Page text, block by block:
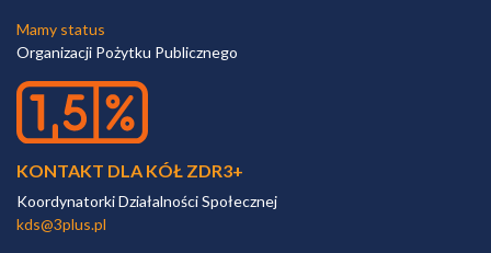
Mamy status
Organizacji Pożytku Publicznego
KONTAKT DLA KÓŁ ZDR3+
Koordynatorki Działalności Społecznej
kds@3plus.pl